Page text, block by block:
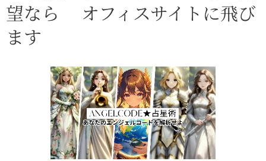
望なら⭐オフィスサイトに飛び
ます